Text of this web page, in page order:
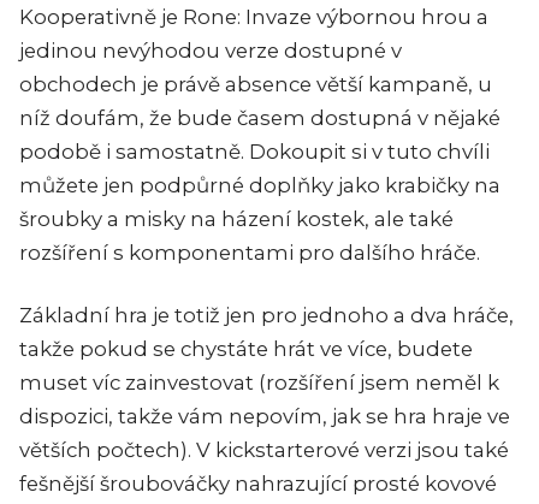
Kooperativně je Rone: Invaze výbornou hrou a
jedinou nevýhodou verze dostupné v
obchodech je právě absence větší kampaně, u
níž doufám, že bude časem dostupná v nějaké
podobě i samostatně. Dokoupit si v tuto chvíli
můžete jen podpůrné doplňky jako krabičky na
šroubky a misky na házení kostek, ale také
rozšíření s komponentami pro dalšího hráče.
Základní hra je totiž jen pro jednoho a dva hráče,
takže pokud se chystáte hrát ve více, budete
muset víc zainvestovat (rozšíření jsem neměl k
dispozici, takže vám nepovím, jak se hra hraje ve
větších počtech). V kickstarterové verzi jsou také
fešnější šroubováčky nahrazující prosté kovové